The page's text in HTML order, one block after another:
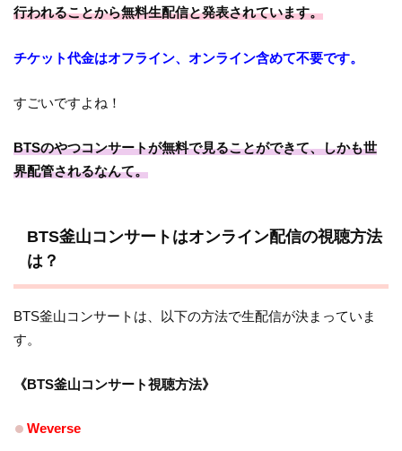
行われることから無料生配信と発表されています。
チケット代金はオフライン、オンライン含めて不要です。
すごいですよね！
BTSのやつコンサートが無料で見ることができて、しかも世
界配管されるなんて。
BTS釜山コンサートはオンライン配信の視聴方法
は？
BTS釜山コンサートは、以下の方法で生配信が決まっていま
す。
《BTS釜山コンサート視聴方法》
Weverse